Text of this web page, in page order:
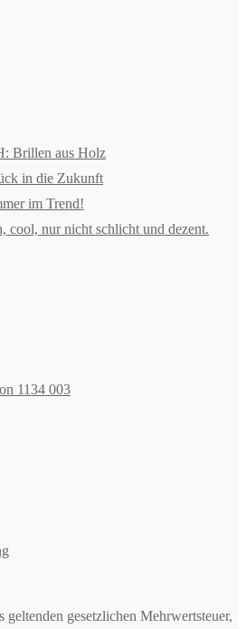
Brillen aus Holz
in die Zukunft
im Trend!
cool, nur nicht schlicht und dezent.
1134 003
gesetzlichen Mehrwertsteuer,